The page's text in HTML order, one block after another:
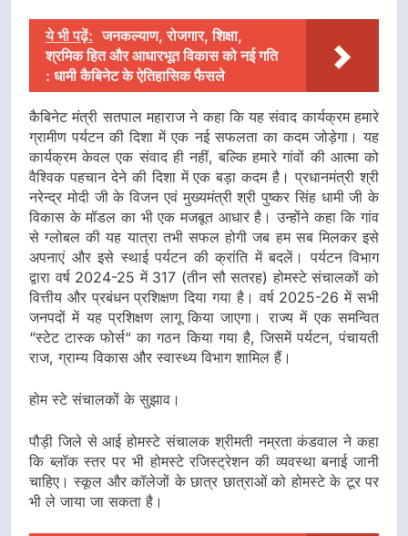
ये भी पढ़ें: जनकल्याण, रोजगार, शिक्षा,
श्रमिक हित और आधारभूत विकास को नई गति
: धामी कैबिनेट के ऐतिहासिक फैसले
कैबिनेट मंत्री सतपाल महाराज ने कहा कि यह संवाद कार्यक्रम हमारे
ग्रामीण पर्यटन की दिशा में एक नई सफलता का कदम जोड़ेगा। यह
कार्यक्रम केवल एक संवाद ही नहीं, बल्कि हमारे गांवों की आत्मा को
वैश्विक पहचान देने की दिशा में एक बड़ा कदम है। प्रधानमंत्री श्री
नरेन्द्र मोदी जी के विजन एवं मुख्यमंत्री श्री पुष्कर सिंह धामी जी के
विकास के मॉडल का भी एक मजबूत आधार है। उन्होंने कहा कि गांव
से ग्लोबल की यह यात्रा तभी सफल होगी जब हम सब मिलकर इसे
अपनाएं और इसे स्थाई पर्यटन की क्रांति में बदलें। पर्यटन विभाग
द्वारा वर्ष 2024-25 में 317 (तीन सौ सतरह) होमस्टे संचालकों को
वित्तीय और प्रबंधन प्रशिक्षण दिया गया है। वर्ष 2025-26 में सभी
जनपदों में यह प्रशिक्षण लागू किया जाएगा। राज्य में एक समन्वित
“स्टेट टास्क फोर्स“ का गठन किया गया है, जिसमें पर्यटन, पंचायती
राज, ग्राम्य विकास और स्वास्थ्य विभाग शामिल हैं।
होम स्टे संचालकों के सुझाव।
पौड़ी जिले से आई होमस्टे संचालक श्रीमती नम्रता कंडवाल ने कहा
कि ब्लॉक स्तर पर भी होमस्टे रजिस्ट्रेशन की व्यवस्था बनाई जानी
चाहिए। स्कूल और कॉलेजों के छात्र छात्राओं को होमस्टे के टूर पर
भी ले जाया जा सकता है।